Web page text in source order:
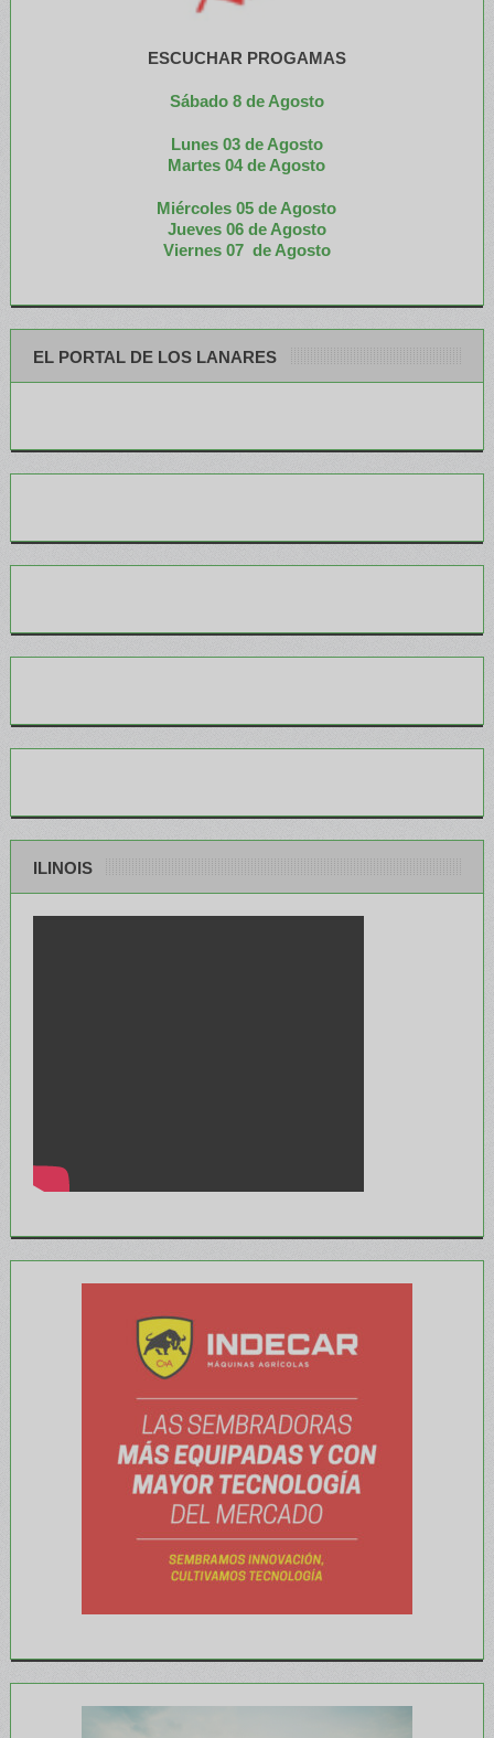
ESCUCHAR PROGAMAS
Sábado 8 de Agosto
Lunes 03 de Agosto
Martes 04 de Agosto
Miércoles 05 de Agosto
Jueves 06 de Agosto
Viernes 07 de Agosto
EL PORTAL DE LOS LANARES
ILINOIS